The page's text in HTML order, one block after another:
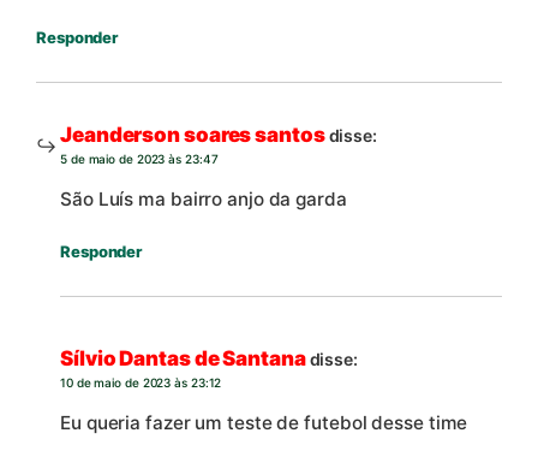
Responder
Jeanderson soares santosdisse:
5 de maio de 2023 às 23:47
São Luís ma bairro anjo da garda
Responder
Sílvio Dantas de Santanadisse:
10 de maio de 2023 às 23:12
Eu queria fazer um teste de futebol desse time